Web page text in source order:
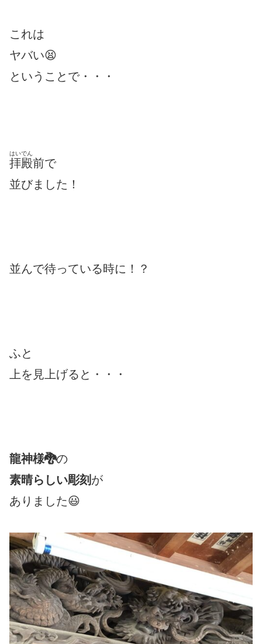
これは
ヤバい😫
ということで・・・
拝殿
はいでん
前で
並びました！
並んで待っている時に！？
ふと
上を見上げると・・・
龍神様🐉の
素晴らしい彫刻 が
ありました😃